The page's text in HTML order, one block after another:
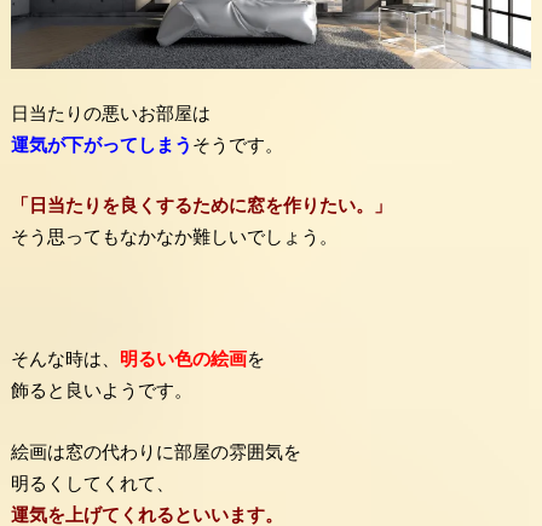
日当たりの悪いお部屋は
運気が下がってしまう そうです。
「日当たりを良くするために窓を作りたい。」
そう思ってもなかなか難しいでしょう。
そんな時は、 明るい色の絵画を
飾ると良いようです。
絵画は窓の代わりに部屋の雰囲気を
明るくしてくれて、
運気を上げてくれるといいます。